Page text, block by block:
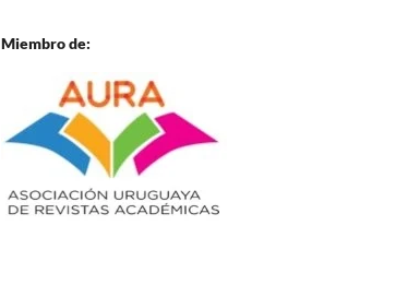
Miembro de: